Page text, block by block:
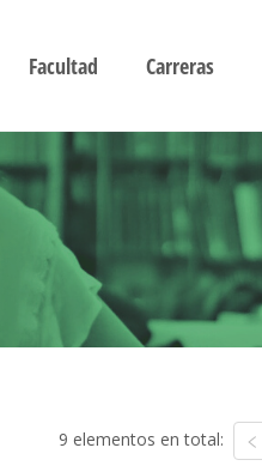
Facultad Carreras
9 elementos en total: